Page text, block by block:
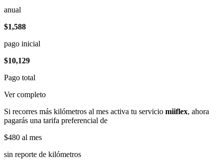
anual
$1,588
pago inicial
$10,129
Pago total
Ver completo
Si recorres más kilómetros al mes activa tu servicio miiflex, ahora
pagarás una tarifa preferencial de
$480 al mes
sin reporte de kilómetros